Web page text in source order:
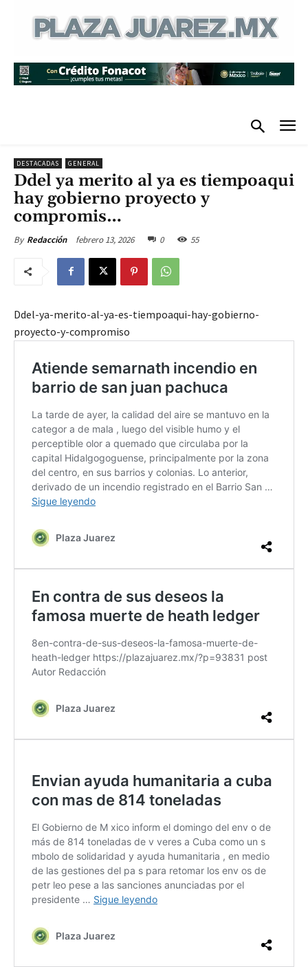
DESTACADAS GENERAL
Ddel ya merito al ya es tiempoaqui
hay gobierno proyecto y
compromis…
By Redacción febrero 13, 2026 0 55
Ddel-ya-merito-al-ya-es-tiempoaqui-hay-gobierno-
proyecto-y-compromiso